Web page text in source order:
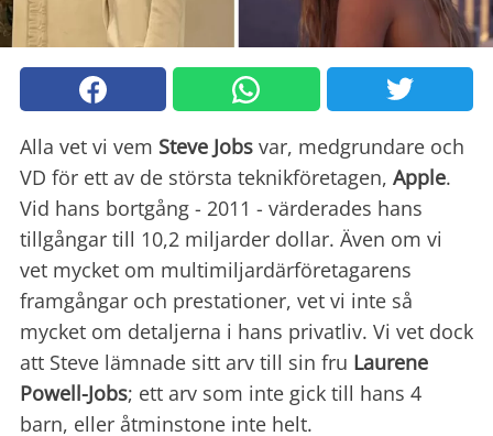
Alla vet vi vem Steve Jobs var, medgrundare och
VD för ett av de största teknikföretagen, Apple.
Vid hans bortgång - 2011 - värderades hans
tillgångar till 10,2 miljarder dollar. Även om vi
vet mycket om multimiljardärföretagarens
framgångar och prestationer, vet vi inte så
mycket om detaljerna i hans privatliv. Vi vet dock
att Steve lämnade sitt arv till sin fru Laurene
Powell-Jobs; ett arv som inte gick till hans 4
barn, eller åtminstone inte helt.